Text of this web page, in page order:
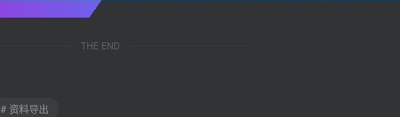
THE END
# 资料导出